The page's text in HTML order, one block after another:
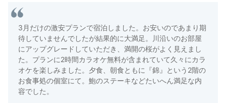
3月だけの激安プランで宿泊しました。お安いのであまり期
待していませんでしたが結果的に大満足。川沿いのお部屋
にアップグレードしていただき、満開の桜がよく見えまし
た。プランに2時間カラオケ無料が含まれていて久々にカラ
オケを楽しみました。夕食、朝食ともに『錦』という2階の
お食事処の個室にて。鮑のステーキなどたいへん満足な内
容でした。